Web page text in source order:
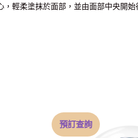
輕柔塗抹於面部，並由面部中央開
預訂查詢